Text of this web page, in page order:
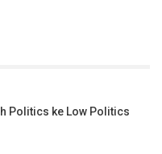
Politics ke Low Politics